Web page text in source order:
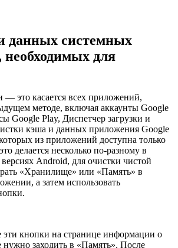
данных системных
для
— это касается всех приложений,
методе, включая аккаунты Google
Google Play, Диспетчер загрузки и
кэша и данных приложения Google
из приложений доступна только
делается несколько по-разному в
Android, для очистки чистой
«Хранилище» или «Память» в
а затем использовать
эти кнопки на странице информации о
заходить в «Память». После